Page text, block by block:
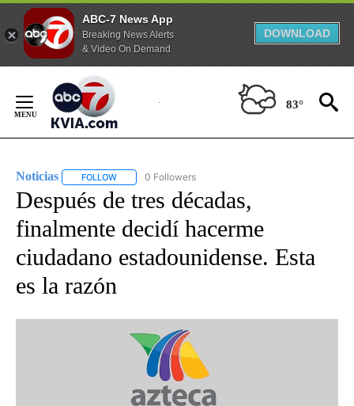
ABC-7 News App
Breaking News Alerts
& Video On Demand
DOWNLOAD
Content
83°
Noticias FOLLOW FOLLOW "NOTICIAS" TO RECEIVE NOTIFICATIONS
0 Followers
Después de tres décadas,
finalmente decidí hacerme
ciudadano estadounidense. Esta
es la razón